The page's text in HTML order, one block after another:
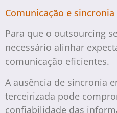
Comunicação e
Para que o outsourcing
necessário alinhar
comunicação eficientes.
A ausência de sincronia
terceirizada pode
confiabilidade das